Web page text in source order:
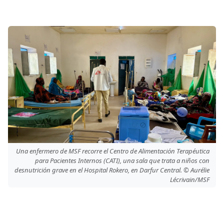
Una enfermero de MSF recorre el Centro de Alimentación Terapéutica
para Pacientes Internos (CATI), una sala que trata a niños con
desnutrición grave en el Hospital Rokero, en Darfur Central. © Aurélie
Lécrivain/MSF